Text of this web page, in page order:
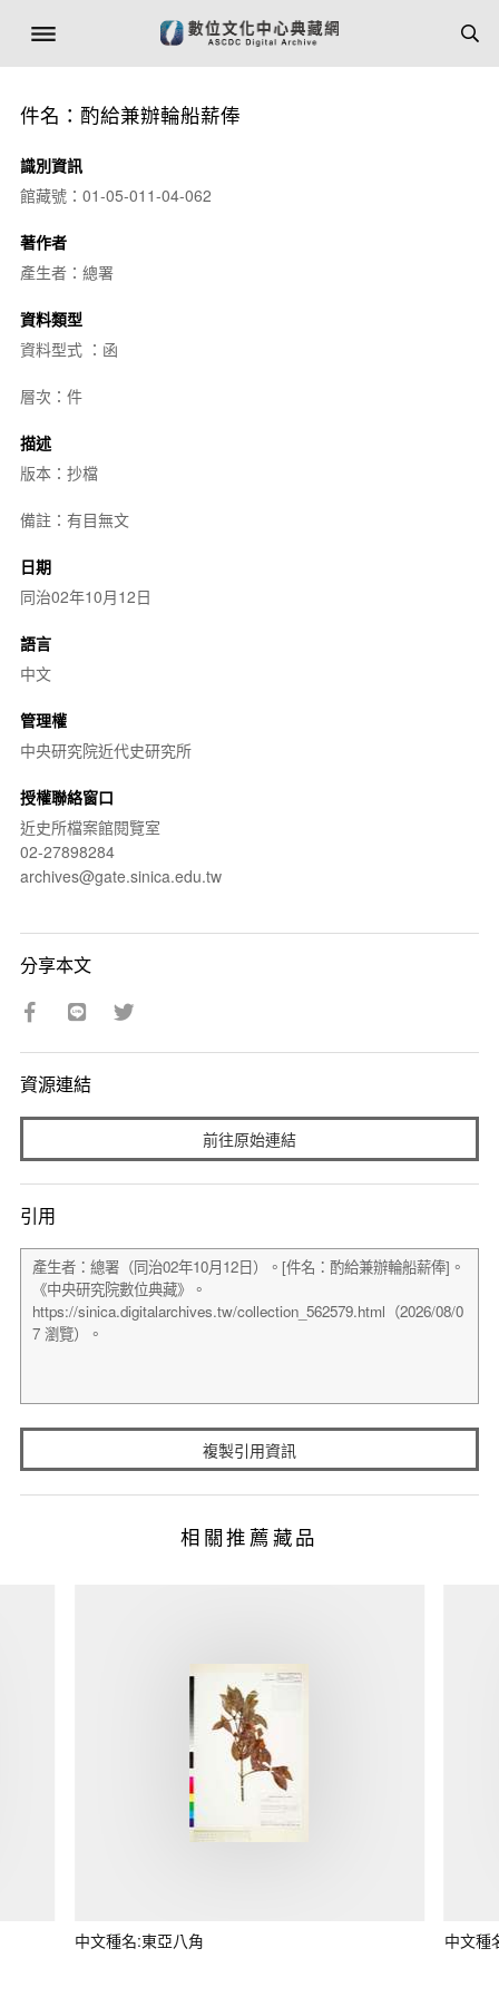
件名：酌給兼辦輪船薪俸
識別資訊
館藏號：01-05-011-04-062
著作者
產生者：總署
資料類型
資料型式 ：函
層次：件
描述
版本：抄檔
備註：有目無文
日期
同治02年10月12日
語言
中文
管理權
中央研究院近代史研究所
授權聯絡窗口
近史所檔案館閱覽室
02-27898284
archives@gate.sinica.edu.tw
分享本文
資源連結
前往原始連結
引用
複製引用資訊
相關推薦藏品
中文種名:東亞八角 中文種